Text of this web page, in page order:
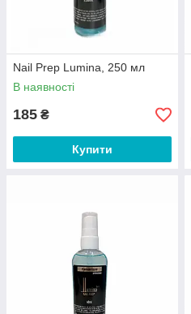
Nail Prep Lumina, 250 мл
В наявності
185 ₴
Купити